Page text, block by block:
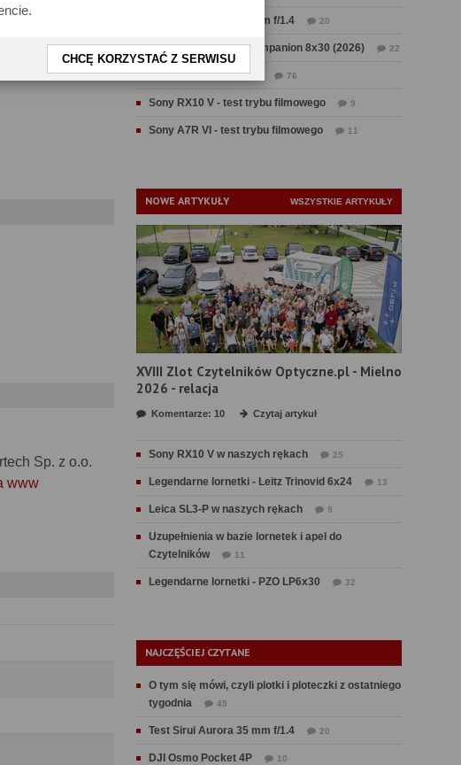
CHCĘ KORZYSTAĆ Z SERWISU
Sp. z o.o.
www
Test Sirui Aurora 35 mm f/1.4 20
Test Swarovski CL Companion 8x30 (2026) 22
Test Fujifilm GFX 100 II 76
Sony RX10 V - test trybu filmowego 9
Sony A7R VI - test trybu filmowego 11
NOWE ARTYKUŁY WSZYSTKIE ARTYKUŁY
XVIII Zlot Czytelników Optyczne.pl - Mielno
2026 - relacja
Komentarze: 10 Czytaj artykuł
Sony RX10 V w naszych rękach 25
Legendarne lornetki - Leitz Trinovid 6x24 13
Leica SL3-P w naszych rękach 9
Uzupełnienia w bazie lornetek i apel do
Czytelników
11
Legendarne lornetki - PZO LP6x30 32
NAJCZĘŚCIEJ CZYTANE
O tym się mówi, czyli plotki i ploteczki z ostatniego
tygodnia
45
Test Sirui Aurora 35 mm f/1.4 20
DJI Osmo Pocket 4P 10